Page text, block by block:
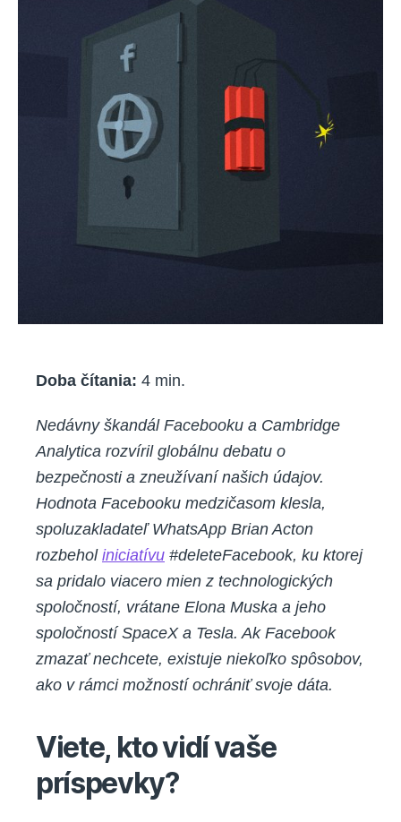
Doba čítania: 4 min.
Nedávny škandál Facebooku a Cambridge
Analytica rozvíril globálnu debatu o
bezpečnosti a zneužívaní našich údajov.
Hodnota Facebooku medzičasom klesla,
spoluzakladateľ WhatsApp Brian Acton
rozbehol iniciatívu #deleteFacebook, ku ktorej
sa pridalo viacero mien z technologických
spoločností, vrátane Elona Muska a jeho
spoločností SpaceX a Tesla. Ak Facebook
zmazať nechcete, existuje niekoľko spôsobov,
ako v rámci možností ochrániť svoje dáta.
Viete, kto vidí vaše
príspevky?